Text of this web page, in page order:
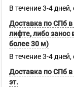
В течение 3-4 дней
Доставка по СПб
лифте, либо занос
более 30 м)
В течение 3-4 дней
Доставка по СПб
эт.